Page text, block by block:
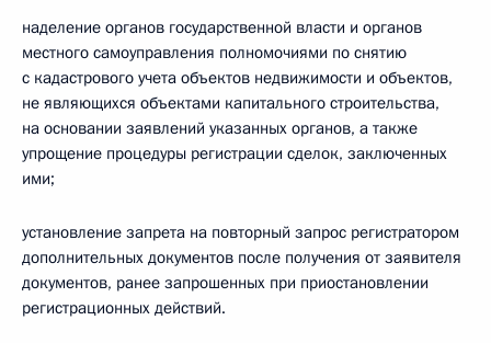
наделение органов государственной власти и органов
местного самоуправления полномочиями по снятию
с кадастрового учета объектов недвижимости и объектов,
не являющихся объектами капитального строительства,
на основании заявлений указанных органов, а также
упрощение процедуры регистрации сделок, заключенных
ими;
установление запрета на повторный запрос регистратором
дополнительных документов после получения от заявителя
документов, ранее запрошенных при приостановлении
регистрационных действий.